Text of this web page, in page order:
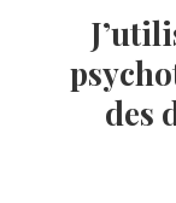
des